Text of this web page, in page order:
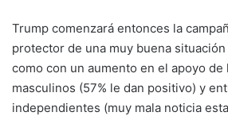
Trump comenzará entonces la
protector de una muy buena
como con un aumento en el apoyo de
masculinos (57% le dan positivo) y
independientes (muy mala noticia